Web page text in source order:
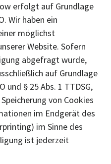
erfolgt auf Grundlage
Wir haben ein
möglichst
Website. Sofern
abgefragt wurde,
auf Grundlage
und § 25 Abs. 1 TTDSG,
von Cookies
im Endgerät des
im Sinne des
ist jederzeit